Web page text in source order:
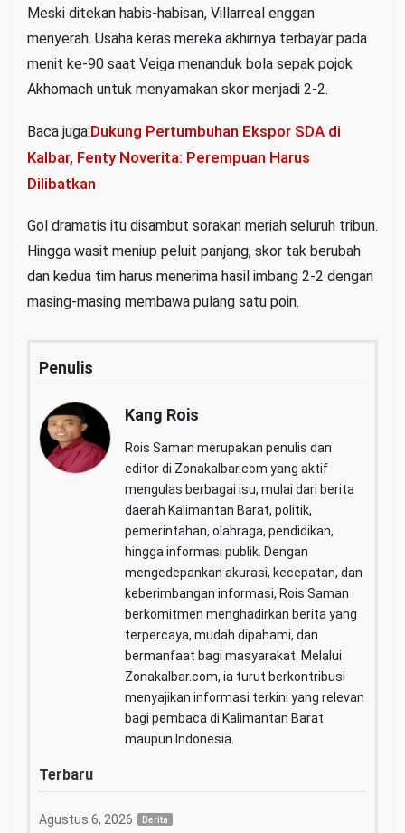
Meski ditekan habis-habisan, Villarreal enggan
menyerah. Usaha keras mereka akhirnya terbayar pada
menit ke-90 saat Veiga menanduk bola sepak pojok
Akhomach untuk menyamakan skor menjadi 2-2.
Baca juga:Dukung Pertumbuhan Ekspor SDA di
Kalbar, Fenty Noverita: Perempuan Harus
Dilibatkan
Gol dramatis itu disambut sorakan meriah seluruh tribun.
Hingga wasit meniup peluit panjang, skor tak berubah
dan kedua tim harus menerima hasil imbang 2-2 dengan
masing-masing membawa pulang satu poin.
Penulis
Kang Rois
Rois Saman merupakan penulis dan
editor di Zonakalbar.com yang aktif
mengulas berbagai isu, mulai dari berita
daerah Kalimantan Barat, politik,
pemerintahan, olahraga, pendidikan,
hingga informasi publik. Dengan
mengedepankan akurasi, kecepatan, dan
keberimbangan informasi, Rois Saman
berkomitmen menghadirkan berita yang
terpercaya, mudah dipahami, dan
bermanfaat bagi masyarakat. Melalui
Zonakalbar.com, ia turut berkontribusi
menyajikan informasi terkini yang relevan
bagi pembaca di Kalimantan Barat
maupun Indonesia.
Terbaru
Agustus 6, 2026 Berita